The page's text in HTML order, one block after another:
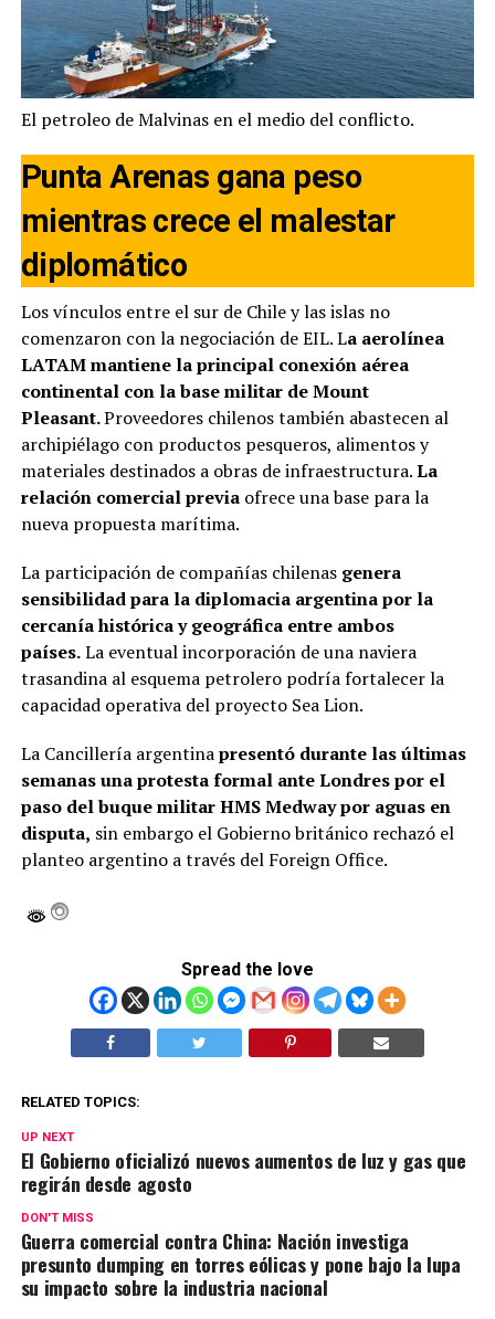
El petroleo de Malvinas en el medio del conflicto.
Punta Arenas gana peso
mientras crece el malestar
diplomático
Los vínculos entre el sur de Chile y las islas no
comenzaron con la negociación de EIL. La aerolínea
LATAM mantiene la principal conexión aérea
continental con la base militar de Mount
Pleasant.Proveedores chilenos también abastecen al
archipiélago con productos pesqueros, alimentos y
materiales destinados a obras de infraestructura.La
relación comercial previaofrece una base para la
nueva propuesta marítima.
La participación de compañías chilenasgenera
sensibilidad para la diplomacia argentina por la
cercanía histórica y geográfica entre ambos
países.La eventual incorporación de una naviera
trasandina al esquema petrolero podría fortalecer la
capacidad operativa del proyecto Sea Lion.
La Cancillería argentinapresentó durante las últimas
semanas una protesta formal ante Londres por el
paso del buque militar HMS Medway por aguas en
disputa, sin embargo el Gobierno británico rechazó el
planteo argentino a través del Foreign Office.
Spread the love
RELATED TOPICS:
UP NEXT
El Gobierno oficializó nuevos aumentos de luz y gas que
regirán desde agosto
DON'T MISS
Guerra comercial contra China: Nación investiga
presunto dumping en torres eólicas y pone bajo la lupa
su impacto sobre la industria nacional